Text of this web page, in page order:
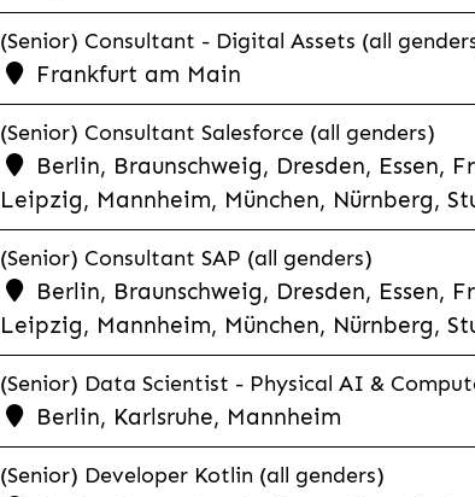
(Senior) Consultant - Digital Assets (all
Frankfurt am Main
(Senior) Consultant Salesforce (all genders)
Berlin, Braunschweig, Dresden, Essen,
Leipzig, Mannheim, München, Nürnberg,
(Senior) Consultant SAP (all genders)
Berlin, Braunschweig, Dresden, Essen,
Leipzig, Mannheim, München, Nürnberg,
(Senior) Data Scientist - Physical AI &
Berlin, Karlsruhe, Mannheim
(Senior) Developer Kotlin (all genders)